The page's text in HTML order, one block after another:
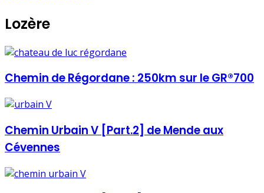
Lozère
Chemin de Régordane : 250km sur le GR®700
Chemin Urbain V [Part.2] de Mende aux
Cévennes